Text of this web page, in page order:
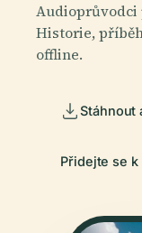
Audioprůvodci
Historie,
offline.
Stáhnout
Přidejte se